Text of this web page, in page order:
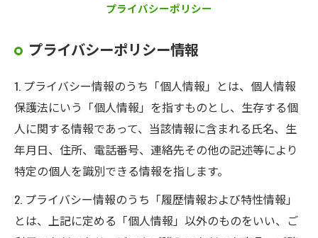
プライバシーポリシー
プライバシーポリシー情報
1. プライバシー情報のうち「個人情報」とは、個人情報
保護法にいう「個人情報」を指すものとし、生存する個
人に関する情報であって、当該情報に含まれる氏名、生
年月日、住所、電話番号、連絡先その他の記述等により
特定の個人を識別できる情報を指します。
2. プライバシー情報のうち「履歴情報および特性情報」
とは、上記に定める「個人情報」以外のものをいい、ご